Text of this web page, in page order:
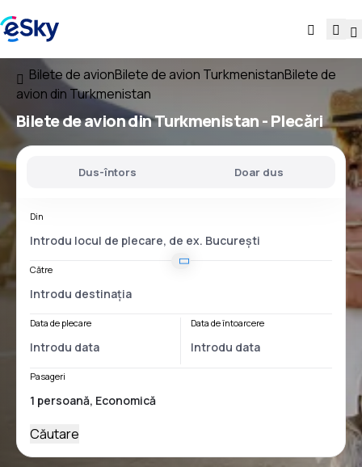
Bilete de avionBilete de avion TurkmenistanBilete de
avion din Turkmenistan
Bilete de aviondin Turkmenistan- Plecări
Dus-întors Doar dus
Din
Către
Data de plecare Data de întoarcere
Pasageri
Căutare